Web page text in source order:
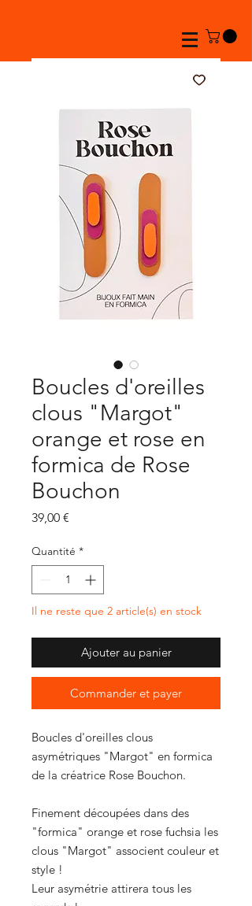
Boucles d'oreilles
clous "Margot"
orange et rose en
formica de Rose
Bouchon
39,00 €
Quantité *
Il ne reste que 2 article(s) en stock
Ajouter au panier
Commander et payer
Boucles d'oreilles clous
asymétriques "Margot" en formica
de la créatrice Rose Bouchon.
Finement découpées dans des
"formica" orange et rose fuchsia les
clous "Margot" associent couleur et
style !
Leur asymétrie attirera tous les